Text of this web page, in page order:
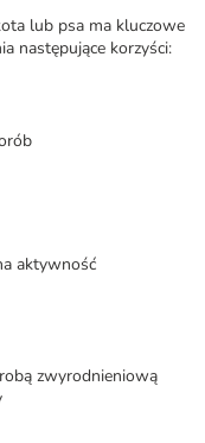
lub psa ma kluczowe
następujące korzyści:
aktywność
zwyrodnieniową